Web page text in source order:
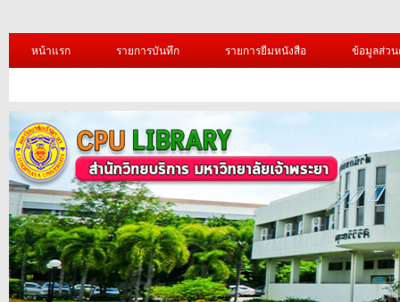
หน้าแรก รายการบันทึก รายการยืมหนังสือ ข้อมูลส่ว